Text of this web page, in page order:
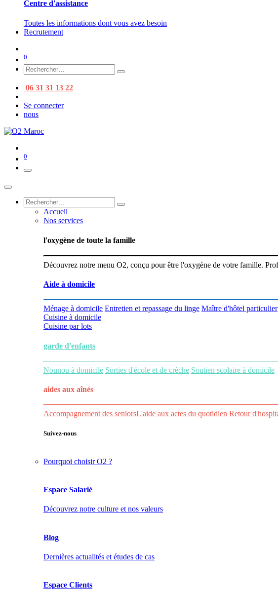
Centre d'assistance
Toutes les informations dont vous avez besoin
Recrutement
0
06 31 31 13 22
Se connecter
nous
0
Accueil
Nos services
l'oxygène de toute la famille
Découvrez notre menu O2, conçu pour être l'oxygène de votre famille.
Aide à domicile
Ménage à domicile Entretien et repassage du linge Maître d'hôtel particulier
Cuisine à domicile
Cuisine par lots
garde d'enfants
Nounou à domicile Sorties d'école et de crèche Soutien scolaire à domicile
aides aux aînés
Accompagnement des seniorsL'aide aux actes du quotidien Retour
Suivez-nous
Pourquoi choisir O2 ?
Espace Salarié
Découvrez notre culture et nos valeurs
Blog
Dernières actualités et études de cas
Espace Clients